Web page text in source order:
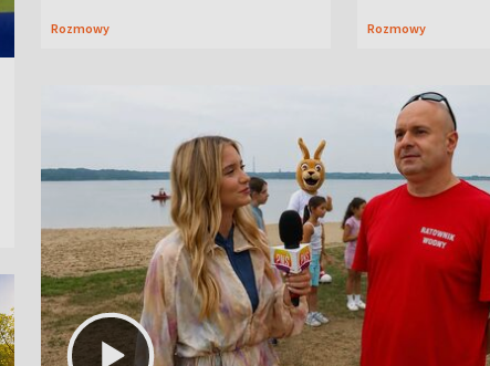
Rozmowy Rozmowy